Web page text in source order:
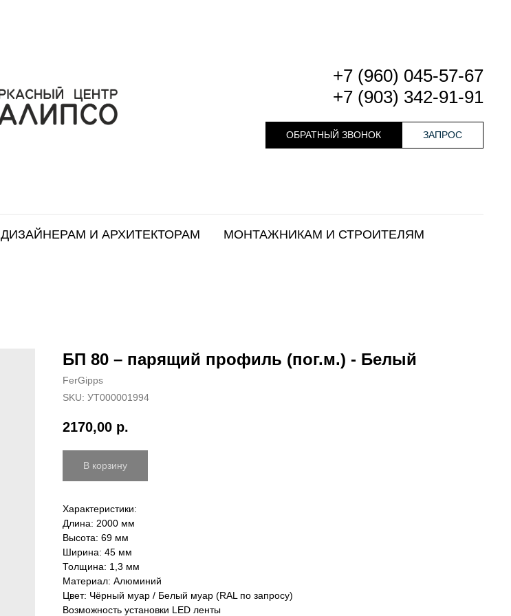
+7 (960) 045-57-67
+7 (903) 342-91-91
ОБРАТНЫЙ ЗВОНОК ЗАПРОС
ДИЗАЙНЕРАМ И АРХИТЕКТОРАМ МОНТАЖНИКАМ И СТРОИТЕЛЯМ
БП 80 – парящий профиль (пог.м.) - Белый
FerGipps
SKU: УТ000001994
2170,00 р.
В корзину
Характеристики:
Длина: 2000 мм
Высота: 69 мм
Ширина: 45 мм
Толщина: 1,3 мм
Материал: Алюминий
Цвет: Чёрный муар / Белый муар (RAL по запросу)
Возможность установки LED ленты